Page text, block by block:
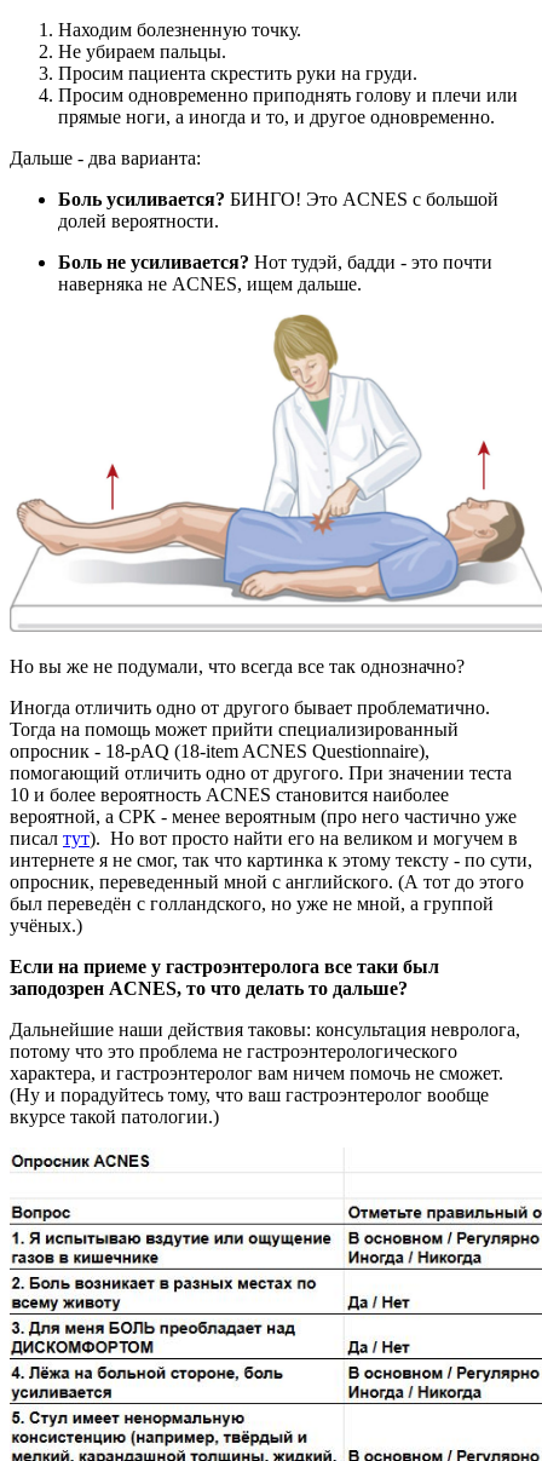
Находим болезненную точку.
Не убираем пальцы.
Просим пациента скрестить руки на груди.
Просим одновременно приподнять голову и плечи или
прямые ноги, а иногда и то, и другое одновременно.
Дальше - два варианта:
Боль усиливается? БИНГО! Это ACNES с большой
долей вероятности.
Боль не усиливается? Нот тудэй, бадди - это почти
наверняка не ACNES, ищем дальше.
Но вы же не подумали, что всегда все так однозначно?
Иногда отличить одно от другого бывает проблематично.
Тогда на помощь может прийти специализированный
опросник - 18-pAQ (18-item ACNES Questionnaire),
помогающий отличить одно от другого. При значении теста
10 и более вероятность ACNES становится наиболее
вероятной, а СРК - менее вероятным (про него частично уже
писал тут). Но вот просто найти его на великом и могучем в
интернете я не смог, так что картинка к этому тексту - по сути,
опросник, переведенный мной с английского. (А тот до этого
был переведён с голландского, но уже не мной, а группой
учёных.)
Если на приеме у гастроэнтеролога все таки был
заподозрен ACNES, то что делать то дальше?
Дальнейшие наши действия таковы: консультация невролога,
потому что это проблема не гастроэнтерологического
характера, и гастроэнтеролог вам ничем помочь не сможет.
(Ну и порадуйтесь тому, что ваш гастроэнтеролог вообще
вкурсе такой патологии.)